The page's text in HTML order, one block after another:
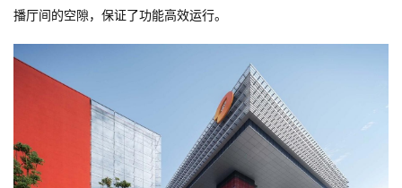
播厅间的空隙，保证了功能高效运行。